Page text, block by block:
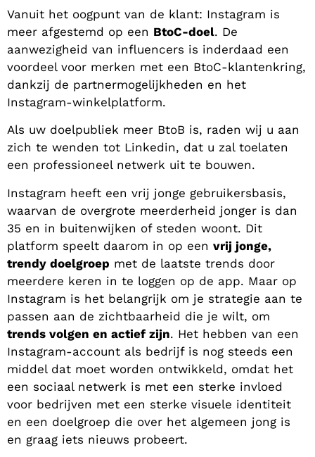
Vanuit het oogpunt van de klant: Instagram is
meer afgestemd op een BtoC-doel. De
aanwezigheid van influencers is inderdaad een
voordeel voor merken met een BtoC-klantenkring,
dankzij de partnermogelijkheden en het
Instagram-winkelplatform.
Als uw doelpubliek meer BtoB is, raden wij u aan
zich te wenden tot Linkedin, dat u zal toelaten
een professioneel netwerk uit te bouwen.
Instagram heeft een vrij jonge gebruikersbasis,
waarvan de overgrote meerderheid jonger is dan
35 en in buitenwijken of steden woont. Dit
platform speelt daarom in op een vrij jonge,
trendy doelgroep met de laatste trends door
meerdere keren in te loggen op de app. Maar op
Instagram is het belangrijk om je strategie aan te
passen aan de zichtbaarheid die je wilt, om
trends volgen en actief zijn. Het hebben van een
Instagram-account als bedrijf is nog steeds een
middel dat moet worden ontwikkeld, omdat het
een sociaal netwerk is met een sterke invloed
voor bedrijven met een sterke visuele identiteit
en een doelgroep die over het algemeen jong is
en graag iets nieuws probeert.